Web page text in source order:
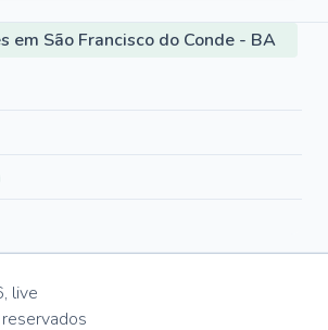
em São Francisco do Conde - BA
, live